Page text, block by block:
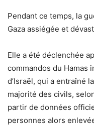
Pendant ce temps, la
Gaza assiégée et
Elle a été déclenchée
commandos du Hamas
d’Israël, qui a entraîné
majorité des civils,
partir de données
personnes alors